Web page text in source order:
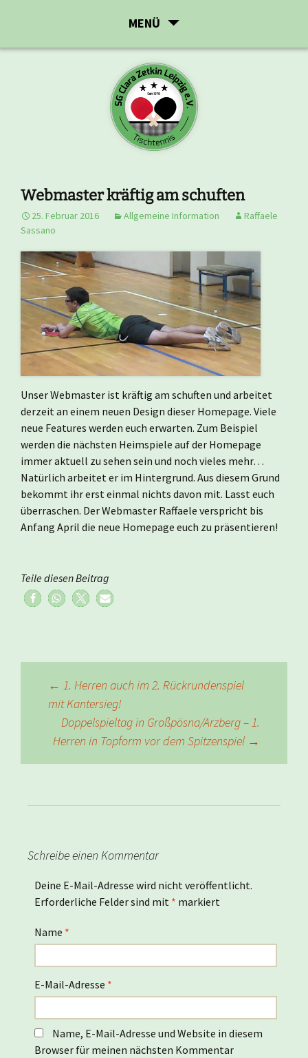
MENÜ
Webmaster kräftig am schuften
25. Februar 2016 Allgemeine Information
Raffaele
Sassano
Unser Webmaster ist kräftig am schuften und arbeitet
derzeit an einem neuen Design dieser Homepage. Viele
neue Features werden euch erwarten. Zum Beispiel
werden die nächsten Heimspiele auf der Homepage
immer aktuell zu sehen sein und noch vieles mehr…
Natürlich arbeitet er im Hintergrund. Aus diesem Grund
bekommt ihr erst einmal nichts davon mit. Lasst euch
überraschen. Der Webmaster Raffaele verspricht bis
Anfang April die neue Homepage euch zu präsentieren!
Teile diesen Beitrag
Beitragsnavigation
← 1. Herren auch im 2. Rückrundenspiel
mit Kantersieg!
Doppelspieltag in Großpösna/Arzberg – 1.
Herren in Topform vor dem Spitzenspiel →
Schreibe einen Kommentar
Deine E-Mail-Adresse wird nicht veröffentlicht.
Erforderliche Felder sind mit * markiert
Name *
E-Mail-Adresse *
Name, E-Mail-Adresse und Website in diesem
Browser für meinen nächsten Kommentar